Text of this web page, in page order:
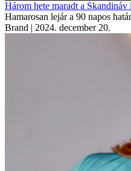
Három hete maradt a Skandináv
Hamarosan lejár a 90 napos
Brand | 2024. december 20.